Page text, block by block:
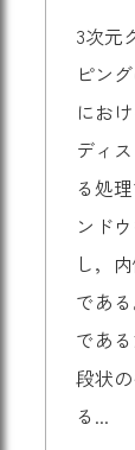
3次元
ピン
にお
ディ
る処
ンド
し，
であ
であ
段状
る...